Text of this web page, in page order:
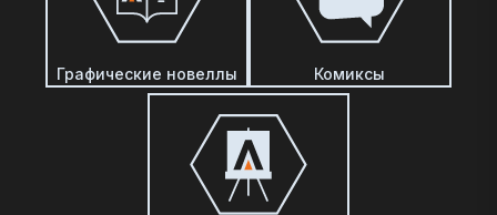
Графические новеллы Комиксы